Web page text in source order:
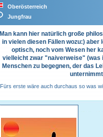
Oberösterreich
Jungfrau
Man kann hier natürlich große
in vielen diesen Fällen wozu:)
optisch, noch vom Wesen her
vielleicht zwar "naiverweise" (was
Menschen zu begegnen, der das
Fürs erste wäre auch durchaus so was